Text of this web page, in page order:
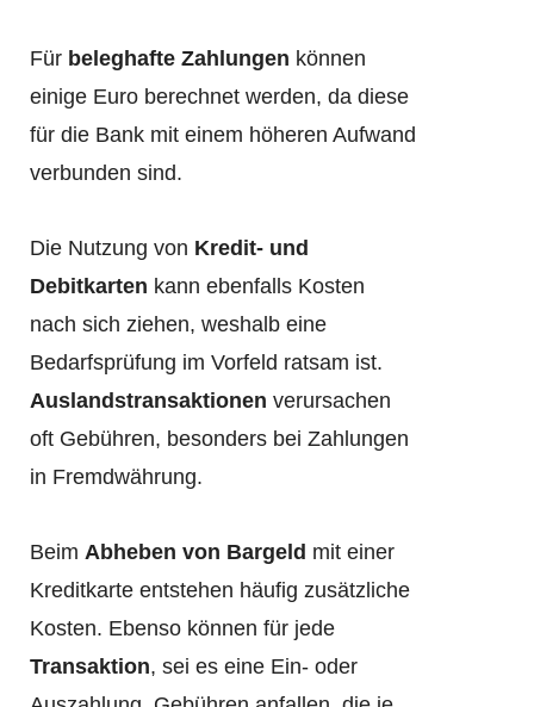
Für beleghafte Zahlungen können
einige Euro berechnet werden, da diese
für die Bank mit einem höheren Aufwand
verbunden sind.
Die Nutzung von Kredit- und
Debitkarten kann ebenfalls Kosten
nach sich ziehen, weshalb eine
Bedarfsprüfung im Vorfeld ratsam ist.
Auslandstransaktionen verursachen
oft Gebühren, besonders bei Zahlungen
in Fremdwährung.
Beim Abheben von Bargeld mit einer
Kreditkarte entstehen häufig zusätzliche
Kosten. Ebenso können für jede
Transaktion, sei es eine Ein- oder